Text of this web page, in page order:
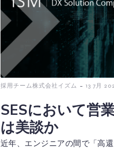
採用チーム株式会社イズム - 13 7月
SESにおいて営
は美談か
近年、エンジニアの間で「高